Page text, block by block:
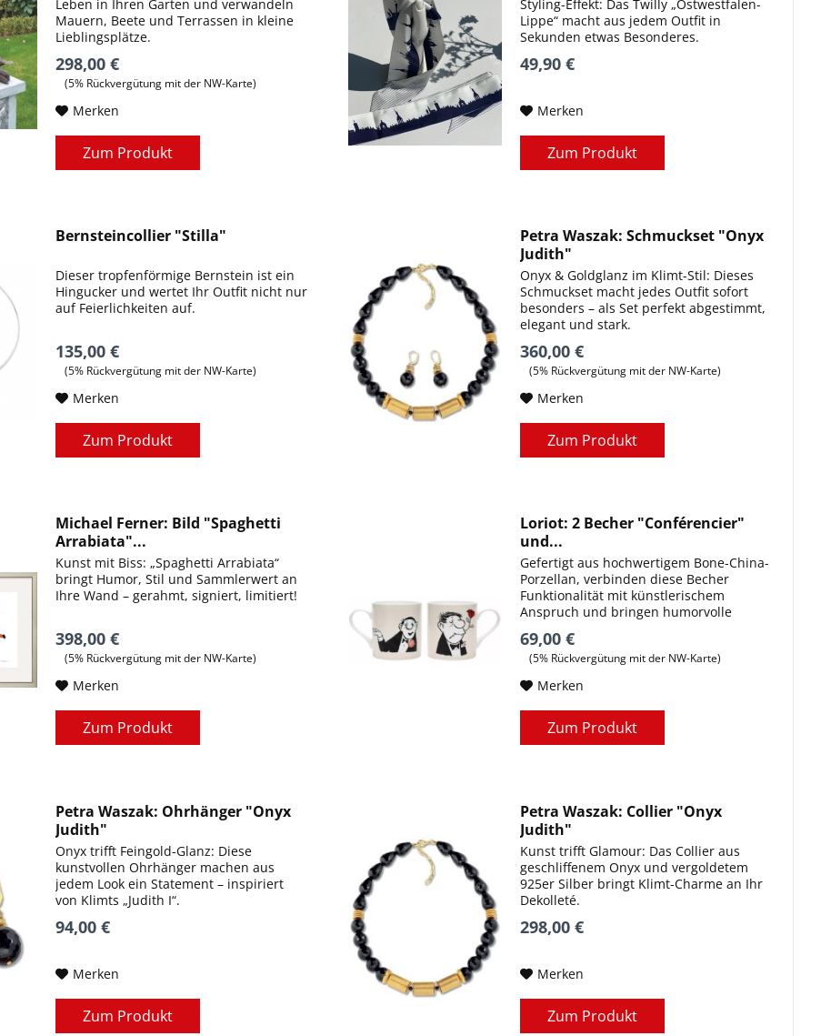
Leben in Ihren Garten und verwandeln
Mauern, Beete und Terrassen in kleine
Lieblingsplätze.
298,00 €
(5% Rückvergütung mit der NW-Karte)
Merken
Zum Produkt
Styling-Effekt: Das Twilly „Ostwestfalen-
Lippe“ macht aus jedem Outfit in
Sekunden etwas Besonderes.
49,90 €
Merken
Zum Produkt
Bernsteincollier "Stilla"
Dieser tropfenförmige Bernstein ist ein
Hingucker und wertet Ihr Outfit nicht nur
auf Feierlichkeiten auf.
135,00 €
(5% Rückvergütung mit der NW-Karte)
Merken
Zum Produkt
Petra Waszak: Schmuckset "Onyx
Judith"
Onyx & Goldglanz im Klimt-Stil: Dieses
Schmuckset macht jedes Outfit sofort
besonders – als Set perfekt abgestimmt,
elegant und stark.
360,00 €
(5% Rückvergütung mit der NW-Karte)
Merken
Zum Produkt
Michael Ferner: Bild "Spaghetti
Arrabiata"...
Kunst mit Biss: „Spaghetti Arrabiata“
bringt Humor, Stil und Sammlerwert an
Ihre Wand – gerahmt, signiert, limitiert!
398,00 €
(5% Rückvergütung mit der NW-Karte)
Merken
Zum Produkt
Loriot: 2 Becher "Conférencier"
und...
Gefertigt aus hochwertigem Bone-China-
Porzellan, verbinden diese Becher
Funktionalität mit künstlerischem
Anspruch und bringen humorvolle
69,00 €
(5% Rückvergütung mit der NW-Karte)
Merken
Zum Produkt
Petra Waszak: Ohrhänger "Onyx
Judith"
Onyx trifft Feingold-Glanz: Diese
kunstvollen Ohrhänger machen aus
jedem Look ein Statement – inspiriert
von Klimts „Judith I“.
94,00 €
Merken
Zum Produkt
Petra Waszak: Collier "Onyx
Judith"
Kunst trifft Glamour: Das Collier aus
geschliffenem Onyx und vergoldetem
925er Silber bringt Klimt-Charme an Ihr
Dekolleté.
298,00 €
Merken
Zum Produkt